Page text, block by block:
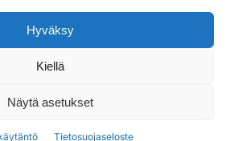
Hyväksy
Kiellä
Näytä asetukset
Tietosuojaseloste
UUTISKIRJEEMME